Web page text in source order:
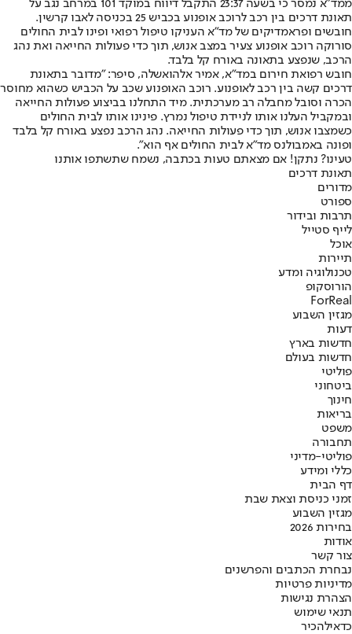
ממד"א נמסר כי בשעה 23:37 התקבל דיווח במוקד 101 במרחב נגב על
תאונת דרכים בין רכב לרוכב אופנוע בכביש 25 בכניסה לאבו קרשין.
חובשים ופראמדיקים של מד"א העניקו טיפול רפואי ופינו לבית החולים
סורוקה רוכב אופנוע צעיר במצב אנוש, תוך כדי פעולות החייאה ואת נהג
הרכב, שנפצע בתאונה באורח קל בלבד.
חובש רפואת חירום במד"א, אמיר אלהואשלה, סיפר: "מדובר בתאונת
דרכים קשה בין רכב לאופנוע. רוכב האופנוע שכב על הכביש כשהוא מחוסר
הכרה וסובל מחבלה רב מערכתית. מיד התחלנו בביצוע פעולות החייאה
ובמקביל העלנו אותו לניידת טיפול נמרץ. פינינו אותו לבית החולים
כשמצבו אנוש, תוך כדי פעולות החייאה. נהג הרכב נפצע באורח קל בלבד
ופונה באמבולנס מד"א לבית החולים אף הוא".
טעינו? נתקן! אם מצאתם טעות בכתבה, נשמח שתשתפו אותנו
תאונת דרכים
מדורים
ספורט
תרבות ובידור
לייף סטייל
אוכל
תיירות
טכנולוגיה ומדע
הורוסקופ
ForReal
מגזין השבוע
דעות
חדשות בארץ
חדשות בעולם
פוליטי
ביטחוני
חינוך
בריאות
משפט
תחבורה
פוליטי-מדיני
כללי ומידע
דף הבית
זמני כניסת וצאת שבת
מגזין השבוע
בחירות 2026
אודות
צור קשר
נבחרת הכתבים והפרשנים
מדיניות פרטיות
הצהרת נגישות
תנאי שימוש
כדאילהכיר